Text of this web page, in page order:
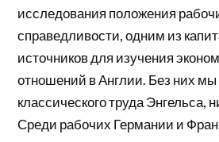
исследования положения
справедливости, одним из
источников для изучения
отношений в Англии. Без них
классического труда Энгельса,
Среди рабочих Германии и